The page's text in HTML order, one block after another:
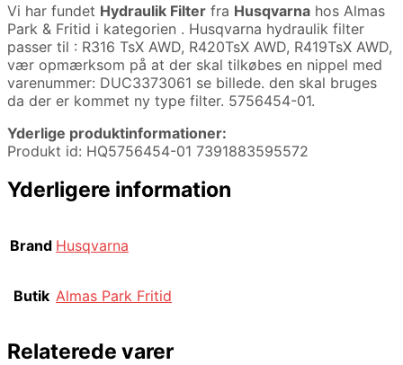
Vi har fundet Hydraulik Filter fra Husqvarna hos Almas
Park & Fritid i kategorien . Husqvarna hydraulik filter
passer til : R316 TsX AWD, R420TsX AWD, R419TsX AWD,
vær opmærksom på at der skal tilkøbes en nippel med
varenummer: DUC3373061 se billede. den skal bruges
da der er kommet ny type filter. 5756454-01.
Yderlige produktinformationer:
Produkt id: HQ5756454-01 7391883595572
Yderligere information
Brand Husqvarna
Butik Almas Park Fritid
Relaterede varer